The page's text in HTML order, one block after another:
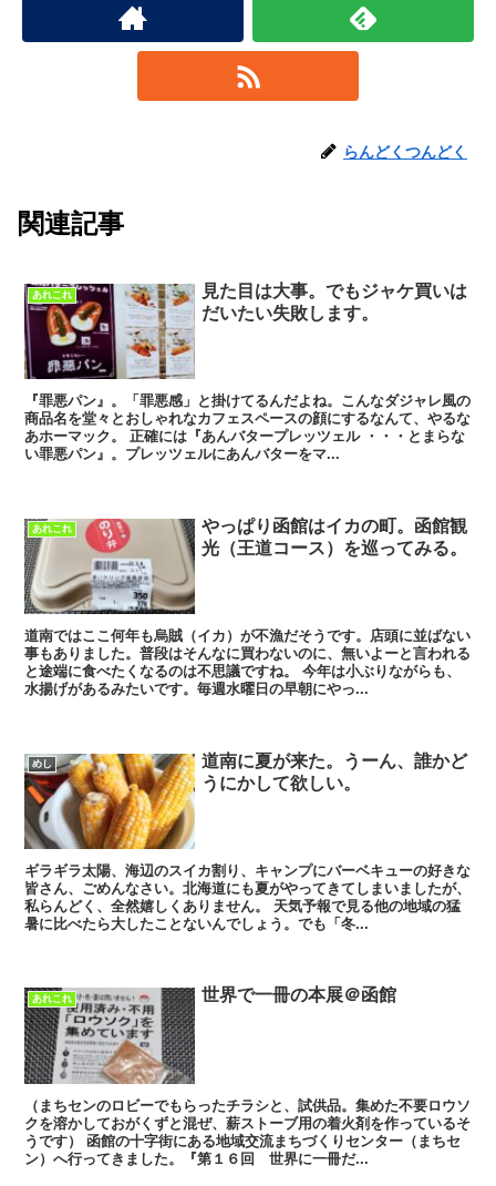
らんどくつんどく
関連記事
あれこれ
見た目は大事。でもジャケ買いは
だいたい失敗します。
『罪悪パン』。「罪悪感」と掛けてるんだよね。こんなダジャレ風の
商品名を堂々とおしゃれなカフェスペースの顔にするなんて、やるな
あホーマック。 正確には『あんバタープレッツェル ・・・とまらな
い罪悪パン』。プレッツェルにあんバターをマ...
あれこれ
やっぱり函館はイカの町。函館観
光（王道コース）を巡ってみる。
道南ではここ何年も烏賊（イカ）が不漁だそうです。店頭に並ばない
事もありました。普段はそんなに買わないのに、無いよーと言われる
と途端に食べたくなるのは不思議ですね。 今年は小ぶりながらも、
水揚げがあるみたいです。毎週水曜日の早朝にやっ...
めし
道南に夏が来た。うーん、誰かど
うにかして欲しい。
ギラギラ太陽、海辺のスイカ割り、キャンプにバーベキューの好きな
皆さん、ごめんなさい。北海道にも夏がやってきてしまいましたが、
私らんどく、全然嬉しくありません。 天気予報で見る他の地域の猛
暑に比べたら大したことないんでしょう。でも「冬...
あれこれ 世界で一冊の本展＠函館
（まちセンのロビーでもらったチラシと、試供品。集めた不要ロウソ
クを溶かしておがくずと混ぜ、薪ストーブ用の着火剤を作っているそ
うです） 函館の十字街にある地域交流まちづくりセンター（まちセ
ン）へ行ってきました。『第１６回 世界に一冊だ...